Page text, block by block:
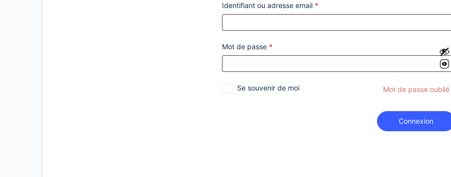
Identifiant ou adresse email *
Mot de passe *
Se souvenir de moi Mot de passe oublié
Connexion